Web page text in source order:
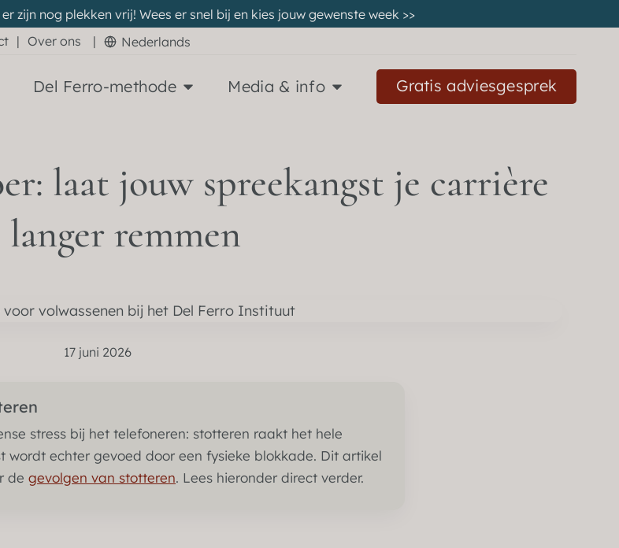
zijn nog plekken vrij! Wees er snel bij en kies jouw gewenste week >>
| Over ons | Nederlands
Del Ferro-methode Media & info Gratis adviesgesprek
laat jouw spreekangst je carrière
remmen
17 juni 2026
stress bij het telefoneren: stotteren raakt het hele
wordt echter gevoed door een fysieke blokkade. Dit artikel
de gevolgen van stotteren. Lees hieronder direct verder.